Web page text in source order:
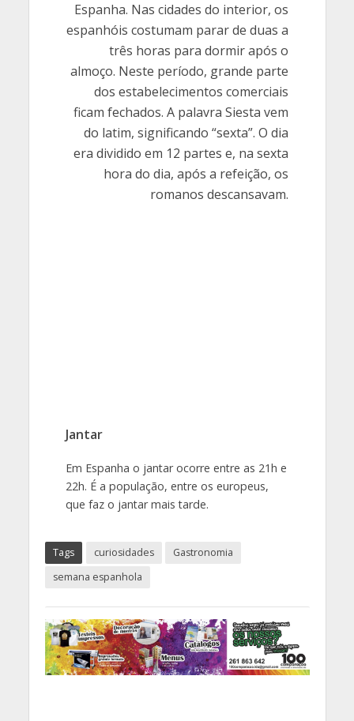
Espanha. Nas cidades do interior, os
espanhóis costumam parar de duas a
três horas para dormir após o
almoço. Neste período, grande parte
dos estabelecimentos comerciais
ficam fechados. A palavra Siesta vem
do latim, significando “sexta”. O dia
era dividido em 12 partes e, na sexta
hora do dia, após a refeição, os
romanos descansavam.
Jantar
Em Espanha o jantar ocorre entre as 21h e
22h. É a população, entre os europeus,
que faz o jantar mais tarde.
Tags curiosidades
Gastronomia
semana espanhola